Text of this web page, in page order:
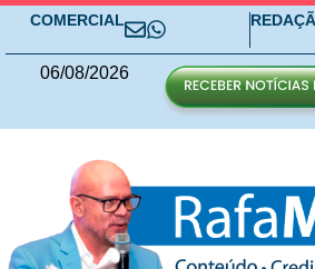
COMERCIAL
06/08/2026